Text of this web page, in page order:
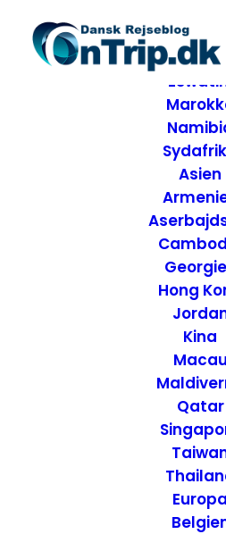
Afrika
Asien
Hong
Kina
Macau
Qatar
Europa
Lombard
verdens
snoede
ATTRAKTIONER,